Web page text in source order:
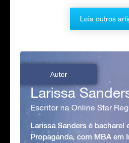
Leia outros
Autor
Larissa
Escritor na Online Star
Larissa Sanders é bacharel
Propaganda, com MBA em